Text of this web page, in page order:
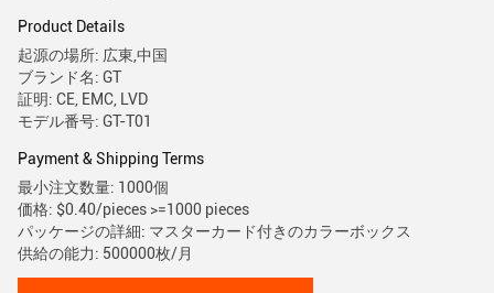
Product Details
起源の場所: 広東,中国
ブランド名: GT
証明: CE, EMC, LVD
モデル番号: GT-T01
Payment & Shipping Terms
最小注文数量: 1000個
価格: $0.40/pieces >=1000 pieces
パッケージの詳細: マスターカード付きのカラーボックス
供給の能力: 500000枚/月